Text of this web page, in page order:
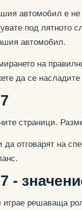
автомобил е
под лятното
автомобил.
на
да се
страници.
да отговарят на
-
решаваща